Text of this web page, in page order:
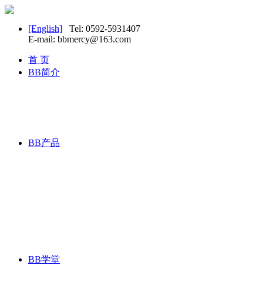
[English] Tel: 0592-5931407
E-mail: bbmercy@163.com
首 页
BB简介
BB产品
BB学堂